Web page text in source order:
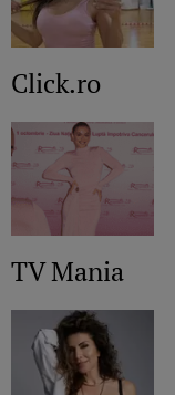
Click.ro
TV Mania